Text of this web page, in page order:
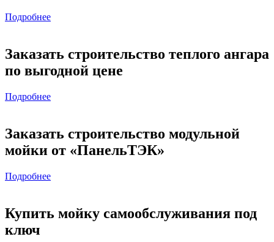
Подробнее
Заказать строительство теплого ангара
по выгодной цене
Подробнее
Заказать строительство модульной
мойки от «ПанельТЭК»
Подробнее
Купить мойку самообслуживания под
ключ